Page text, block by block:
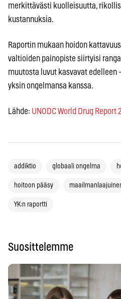
merkittävästi kuolleisuutta,
kustannuksia.
Raportin mukaan hoidon
valtioiden painopiste siirtyisi
muutosta luvut kasvavat edelleen
yksin ongelmansa kanssa.
Lähde: UNODC World Drug Report
addiktio globaali ongelma
hoitoon pääsy
YK:n raportti
Suosittelemme